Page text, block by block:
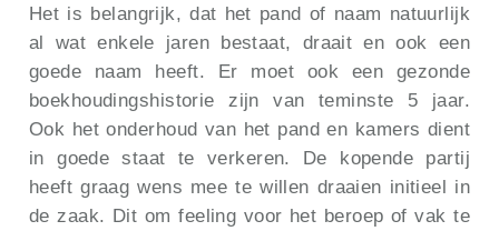
Het is belangrijk, dat het pand of naam natuurlijk
al wat enkele jaren bestaat, draait en ook een
goede naam heeft. Er moet ook een gezonde
boekhoudingshistorie zijn van teminste 5 jaar.
Ook het onderhoud van het pand en kamers dient
in goede staat te verkeren. De kopende partij
heeft graag wens mee te willen draaien initieel in
de zaak. Dit om feeling voor het beroep of vak te